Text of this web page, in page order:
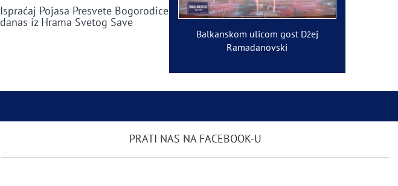
Ispraćaj Pojasa Presvete Bogorodice
danas iz Hrama Svetog Save
Balkanskom ulicom gost Džej
Ramadanovski
PRATI NAS NA FACEBOOK-U